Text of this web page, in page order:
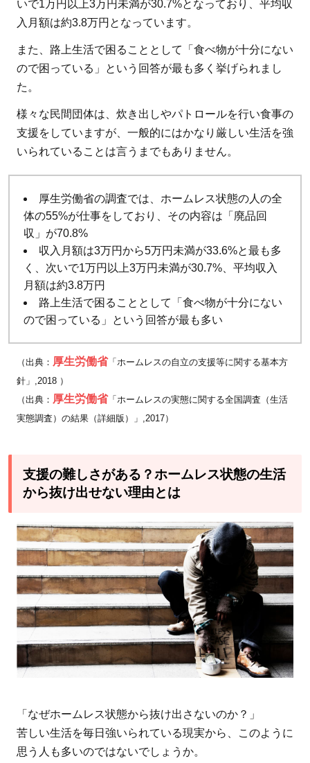
4.3
衣類
や生
4.4
自立
支援
5
ホー
ムレ
ス状
態の
人々
が生
活を
続け
めに
は募
金・
物資
要
いで1万円以上3万円未満が30.7%となっており、平均収
入月額は約3.8万円となっています。
また、路上生活で困ることとして「食べ物が十分にない
ので困っている」という回答が最も多く挙げられまし
た。
様々な民間団体は、炊き出しやパトロールを行い食事の
支援をしていますが、一般的にはかなり厳しい生活を強
いられていることは言うまでもありません。
厚生労働省の調査では、ホームレス状態の人の全
体の55%が仕事をしており、その内容は「廃品回
収」が70.8%
収入月額は3万円から5万円未満が33.6%と最も多
く、次いで1万円以上3万円未満が30.7%、平均収入
月額は約3.8万円
路上生活で困ることとして「食べ物が十分にない
ので困っている」という回答が最も多い
（出典： 厚生労働省「ホームレスの自立の支援等に関する基本方
針」,2018 ）
（出典： 厚生労働省「ホームレスの実態に関する全国調査（生活
実態調査）の結果（詳細版）」,2017）
支援の難しさがある？ホームレス状態の生活
から抜け出せない理由とは
「なぜホームレス状態から抜け出さないのか？」
苦しい生活を毎日強いられている現実から、このように
思う人も多いのではないでしょうか。